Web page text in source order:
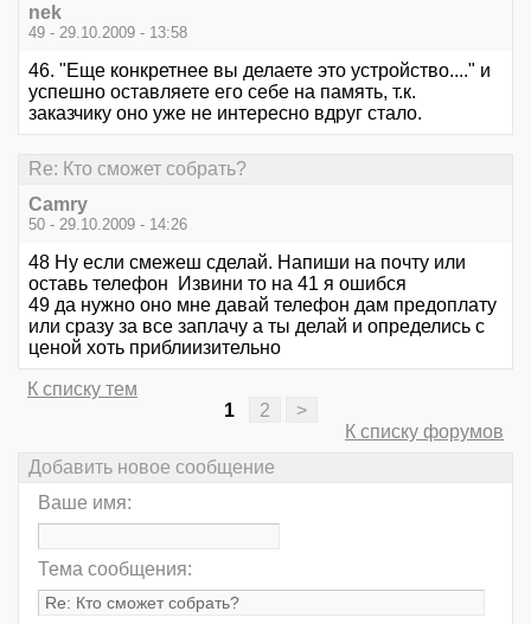
nek
49 - 29.10.2009 - 13:58
46. "Еще конкретнее вы делаете это устройство...." и
успешно оставляете его себе на память, т.к.
заказчику оно уже не интересно вдруг стало.
Re: Кто сможет собрать?
Camry
50 - 29.10.2009 - 14:26
48 Ну если смежеш сделай. Напиши на почту или
оставь телефон Извини то на 41 я ошибся
49 да нужно оно мне давай телефон дам предоплату
или сразу за все заплачу а ты делай и определись с
ценой хоть приблиизительно
К списку тем
1
2
>
К списку форумов
Добавить новое сообщение
Ваше имя:
Тема сообщения: